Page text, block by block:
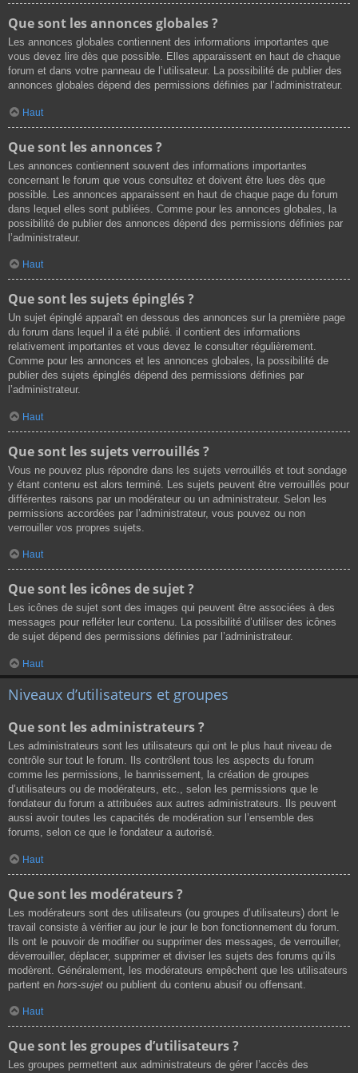
Que sont les annonces globales ?
Les annonces globales contiennent des informations importantes que
vous devez lire dès que possible. Elles apparaissent en haut de chaque
forum et dans votre panneau de l’utilisateur. La possibilité de publier des
annonces globales dépend des permissions définies par l’administrateur.
Haut
Que sont les annonces ?
Les annonces contiennent souvent des informations importantes
concernant le forum que vous consultez et doivent être lues dès que
possible. Les annonces apparaissent en haut de chaque page du forum
dans lequel elles sont publiées. Comme pour les annonces globales, la
possibilité de publier des annonces dépend des permissions définies par
l’administrateur.
Haut
Que sont les sujets épinglés ?
Un sujet épinglé apparaît en dessous des annonces sur la première page
du forum dans lequel il a été publié. il contient des informations
relativement importantes et vous devez le consulter régulièrement.
Comme pour les annonces et les annonces globales, la possibilité de
publier des sujets épinglés dépend des permissions définies par
l’administrateur.
Haut
Que sont les sujets verrouillés ?
Vous ne pouvez plus répondre dans les sujets verrouillés et tout sondage
y étant contenu est alors terminé. Les sujets peuvent être verrouillés pour
différentes raisons par un modérateur ou un administrateur. Selon les
permissions accordées par l’administrateur, vous pouvez ou non
verrouiller vos propres sujets.
Haut
Que sont les icônes de sujet ?
Les icônes de sujet sont des images qui peuvent être associées à des
messages pour refléter leur contenu. La possibilité d’utiliser des icônes
de sujet dépend des permissions définies par l’administrateur.
Haut
Niveaux d’utilisateurs et groupes
Que sont les administrateurs ?
Les administrateurs sont les utilisateurs qui ont le plus haut niveau de
contrôle sur tout le forum. Ils contrôlent tous les aspects du forum
comme les permissions, le bannissement, la création de groupes
d’utilisateurs ou de modérateurs, etc., selon les permissions que le
fondateur du forum a attribuées aux autres administrateurs. Ils peuvent
aussi avoir toutes les capacités de modération sur l’ensemble des
forums, selon ce que le fondateur a autorisé.
Haut
Que sont les modérateurs ?
Les modérateurs sont des utilisateurs (ou groupes d’utilisateurs) dont le
travail consiste à vérifier au jour le jour le bon fonctionnement du forum.
Ils ont le pouvoir de modifier ou supprimer des messages, de verrouiller,
déverrouiller, déplacer, supprimer et diviser les sujets des forums qu’ils
modèrent. Généralement, les modérateurs empêchent que les utilisateurs
partent en hors-sujet ou publient du contenu abusif ou offensant.
Haut
Que sont les groupes d’utilisateurs ?
Les groupes permettent aux administrateurs de gérer l’accès des